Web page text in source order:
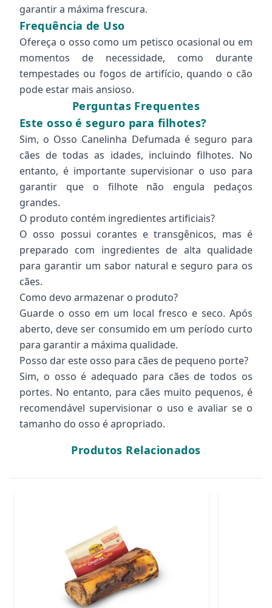
garantir a máxima frescura.
Frequência de Uso
Ofereça o osso como um petisco ocasional ou em
momentos de necessidade, como durante
tempestades ou fogos de artifício, quando o cão
pode estar mais ansioso.
Perguntas Frequentes
Este osso é seguro para filhotes?
Sim, o Osso Canelinha Defumada é seguro para
cães de todas as idades, incluindo filhotes. No
entanto, é importante supervisionar o uso para
garantir que o filhote não engula pedaços
grandes.
O produto contém ingredientes artificiais?
O osso possui corantes e transgênicos, mas é
preparado com ingredientes de alta qualidade
para garantir um sabor natural e seguro para os
cães.
Como devo armazenar o produto?
Guarde o osso em um local fresco e seco. Após
aberto, deve ser consumido em um período curto
para garantir a máxima qualidade.
Posso dar este osso para cães de pequeno porte?
Sim, o osso é adequado para cães de todos os
portes. No entanto, para cães muito pequenos, é
recomendável supervisionar o uso e avaliar se o
tamanho do osso é apropriado.
Produtos Relacionados